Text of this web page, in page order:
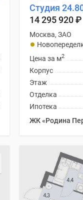
Студия
14 295 920₽
Москва, ЗАО
Цена за м2
Корпус
Этаж
Отделка
Ипотека
ЖК «Родина